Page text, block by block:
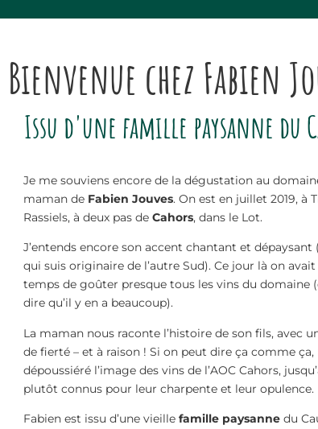
Bienvenue chez Fabien
Issu d'une famille paysanne du
Je me souviens encore de la dégustation au
maman de Fabien Jouves. On est en juillet 2019, à
Rassiels, à deux pas deCahors, dans le Lot.
J’entends encore son accent chantant et
qui suis originaire de l’autre Sud). Ce jour là on
temps de goûter presque tous les vins du domaine
dire qu’il y en a beaucoup).
La maman nous raconte l’histoire de son fils, avec
de fierté – et à raison ! Si on peut dire ça comme ça,
dépoussiéré l’image des vins de l’AOC Cahors,
plutôt connus pour leur charpente et leur opulence.
Fabien est issu d’une vieillefamille paysanne du